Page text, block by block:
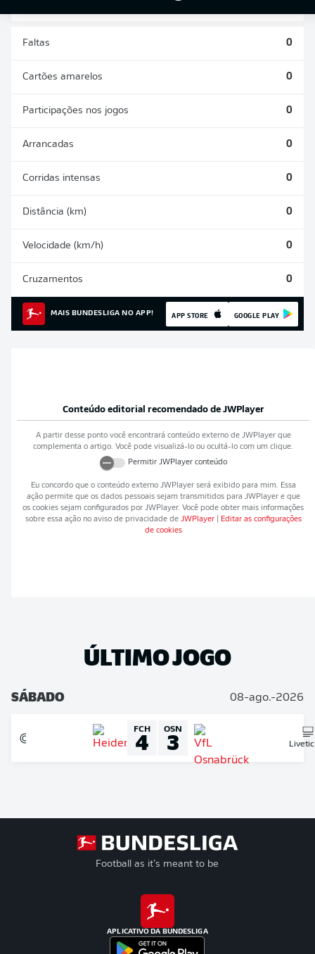
Faltas 0
Cartões amarelos 0
Participações nos jogos 0
Arrancadas 0
Corridas intensas 0
Distância (km) 0
Velocidade (km/h) 0
Cruzamentos 0
MAIS BUNDESLIGA NO APP! APP STORE GOOGLE PLAY
Conteúdo editorial recomendado de JWPlayer
A partir desse ponto você encontrará conteúdo externo de JWPlayerque
complementa o artigo. Você pode visualizá-lo ou ocultá-lo com um clique.
Permitir JWPlayerconteúdo
Eu concordo que o conteúdo externo JWPlayerserá exibido para mim. Essa
ação permite que os dados pessoais sejam transmitidos para JWPlayere que
os cookies sejam configurados por JWPlayer. Você pode obter mais informações
sobre essa ação no aviso de privacidade de JWPlayer
Editar as configurações
de cookies
ÚLTIMO JOGO
SÁBADO 08-ago.-2026
FCH
4 OSN
3
Football as it’s meant to be
APLICATIVO DA BUNDESLIGA